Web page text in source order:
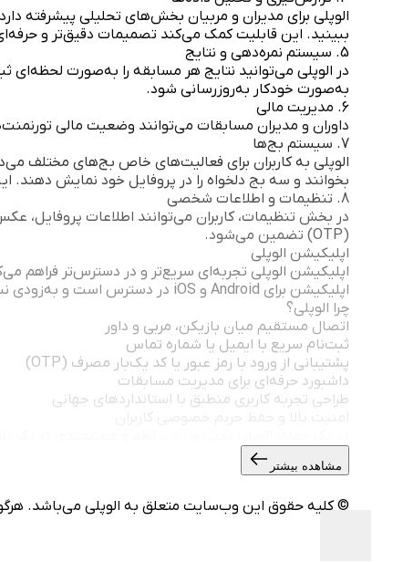
الوپلی برای مدیران و مربیان بخش‌های تحلیلی پیشرفته
ببینید. این قابلیت کمک می‌کند تصمیمات دقیق‌تر و
5. سیستم نمره‌دهی و نتایج
در الوپلی می‌توانید نتایج هر مسابقه را به‌صورت لحظه‌ای
به‌صورت خودکار به‌روزرسانی شود.
6. مدیریت مالی
داوران و مدیران مسابقات می‌توانند وضعیت مالی
7. سیستم بج‌ها
الوپلی به کاربران برای فعالیت‌های خاص بج‌های مختلف
بخوانند و سه بج دلخواه را در پروفایل خود نمایش
8. تنظیمات و اطلاعات شخصی
در بخش تنظیمات، کاربران می‌توانند اطلاعات پروفایل،
(OTP) تضمین می‌شود.
اپلیکیشن الوپلی
اپلیکیشن الوپلی تجربه‌ای سریع‌تر و در دسترس‌تر فراهم
اپلیکیشن برای Android و iOS در دسترس است و به‌زودی نسخه‌ی مخصوص ویندوز نیز عرضه خواهد شد.
چرا الوپلی؟
اتصال مستقیم میان بازیکن، مربی و داور
ثبت‌نام سریع با ایمیل یا شماره تماس
پشتیبانی از ورود با رمز عبور یا کد یک‌بار مصرف (OTP)
داشبورد حرفه‌ای برای مدیریت مسابقات
طراحی تجربه کاربری منطبق با استانداردهای جهانی
مشاهده بیشتر
© کلیه حقوق این وب‌سایت متعلق به الوپلی می‌باشد.